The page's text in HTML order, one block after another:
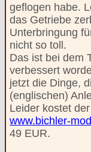
geflogen habe.
das Getriebe
Unterbringung
nicht so toll.
Das ist bei dem
verbessert
jetzt die Dinge,
(englischen)
Leider kostet
www.bichler-
49 EUR.